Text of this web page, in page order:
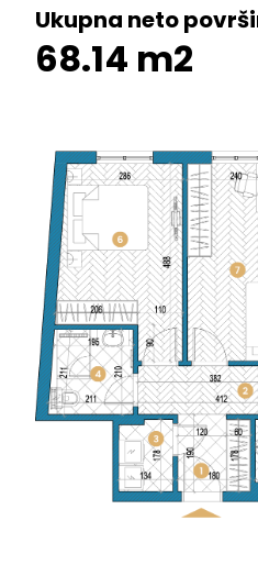
Ukupna neto
68.14 m2